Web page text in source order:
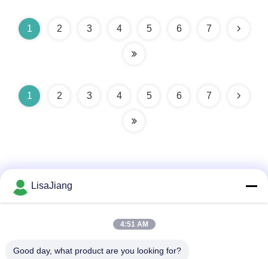
1 2 3 4 5 6 7
1 2 3 4 5 6 7
Adres
LisaJiang
4:51 AM
Good day, what product are you looking for?